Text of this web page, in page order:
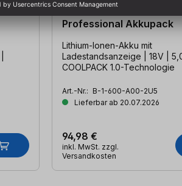
BOSCH GBA 18V 5.0Ah
Professional Akkupack
Lithium-Ionen-Akku mit
Ladestandsanzeige | 18V |
COOLPACK 1.0-Technologie
Art.-Nr.: B-1-600-A00-2U5
Lieferbar ab 20.07.2026
94,98 €
inkl. MwSt. zzgl.
Versandkosten